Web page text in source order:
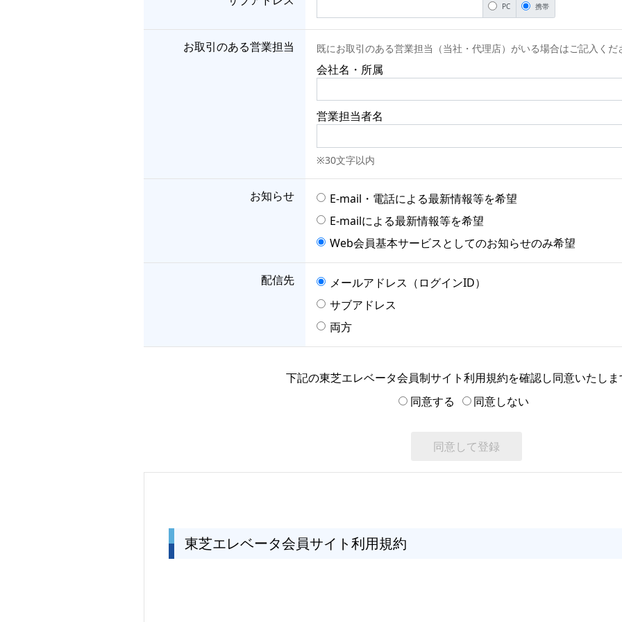
PC 携帯
お取引のある営業担当 既にお取引のある営業担当（当社・代理店）がいる場合はご記入くだ
会社名・所属
営業担当者名
※30文字以内
お知らせ
E-mail・電話による最新情報等を希望
E-mailによる最新情報等を希望
Web会員基本サービスとしてのお知らせのみ希望
配信先
メールアドレス（ログインID）
サブアドレス
両方
下記の東芝エレベータ会員制サイト利用規約を確認し同意いたし
同意する
同意しない
東芝エレベータ会員サイト利用規約